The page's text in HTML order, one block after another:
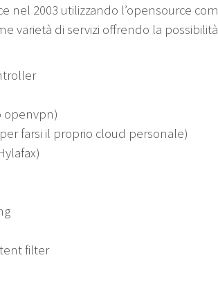
nel 2003 utilizzando l’opensource
varietà di servizi offrendo la
openvpn)
farsi il proprio cloud personale)
filter